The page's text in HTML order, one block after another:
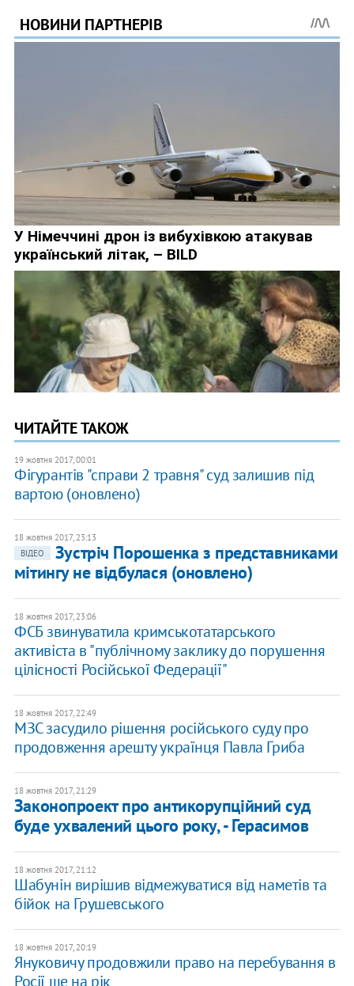
ЧИТАЙТЕ ТАКОЖ
19 жовтня 2017, 00:01
Фігурантів "справи 2 травня" суд залишив під
вартою (оновлено)
18 жовтня 2017, 23:13
ВІДЕО
Зустріч Порошенка з представниками
мітингу не відбулася (оновлено)
18 жовтня 2017, 23:06
ФСБ звинуватила кримськотатарського
активіста в "публічному заклику до порушення
цілісності Російської Федерації"
18 жовтня 2017, 22:49
МЗС засудило рішення російського суду про
продовження арешту українця Павла Гриба
18 жовтня 2017, 21:29
Законопроект про антикорупційний суд
буде ухвалений цього року, - Герасимов
18 жовтня 2017, 21:12
Шабунін вирішив відмежуватися від наметів та
бійок на Грушевського
18 жовтня 2017, 20:19
Януковичу продовжили право на перебування в
Росії ще на рік